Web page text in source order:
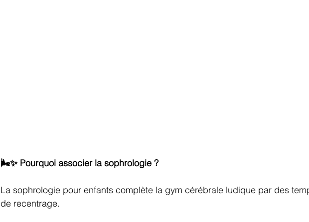
🌬️✨ Pourquoi associer la sophrologie ?
La sophrologie pour enfants complète la gym cérébrale ludique par des
de recentrage.